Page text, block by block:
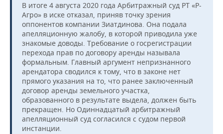
В итоге 4 августа 2020 года Арбитражный суд РТ «Р-
Агро» в иске отказал, приняв точку зрения
оппонентов компании Зиатдинова. Она подала
апелляционную жалобу, в которой приводила уже
знакомые доводы. Требование о госрегистрации
перехода прав по договору аренды называла
формальным. Главный аргумент непризнанного
арендатора сводился к тому, что в законе нет
прямого указания на то, что ранее заключенный
договор аренды земельного участка,
образованного в результате выдела, должен быть
прекращен. Но Одиннадцатый арбитражный
апелляционный суд согласился с судом первой
инстанции.